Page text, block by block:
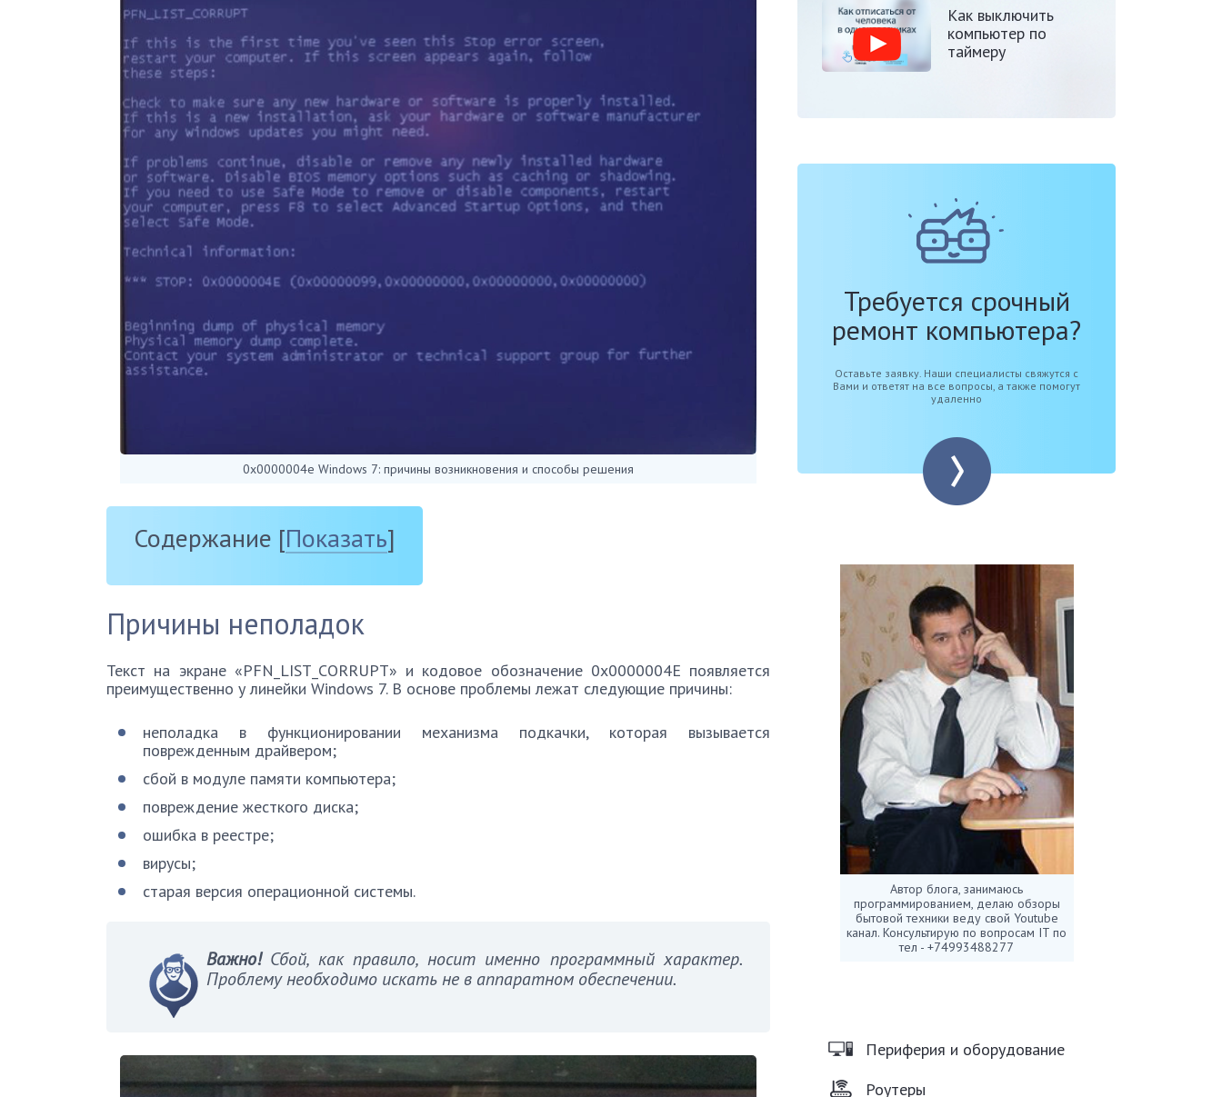
0x0000004e Windows 7: причины возникновения и способы решения
Содержание [Показать]
Причины неполадок
Текст на экране «PFN_LIST_CORRUPT» и кодовое обозначение 0x0000004E появляется
преимущественно у линейки Windows 7. В основе проблемы лежат следующие причины:
неполадка в функционировании механизма подкачки, которая вызывается
поврежденным драйвером;
сбой в модуле памяти компьютера;
повреждение жесткого диска;
ошибка в реестре;
вирусы;
старая версия операционной системы.
Важно!Сбой, как правило, носит именно программный характер.
Проблему необходимо искать не в аппаратном обеспечении.
Как выключить
компьютер по
таймеру
Требуется срочный
ремонт компьютера?
Оставьте заявку. Наши специалисты свяжутся с
Вами и ответят на все вопросы, а также помогут
удаленно
Автор блога, занимаюсь
программированием, делаю обзоры
бытовой техники веду свой Youtube
канал. Консультирую по вопросам IT по
тел - +74993488277
Периферия и оборудование
Роутеры